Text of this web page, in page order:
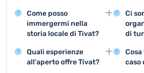
nautico, e la bellezza
naturale della baia di
Kotor, che lo rendono un
visitatori.
La stagione estiva da
giugno a settembre è
perfetta per visitare
piacevoli e massima
disponibilità di attività
Come posso
immergermi nella
storia locale di Tivat?
Visitare il Museo
Marittimo e passeggiare
nel centro storico
Quali esperienze
all'aperto offre Tivat?
baia.
Tivat
Ci
di
Tivat
caso